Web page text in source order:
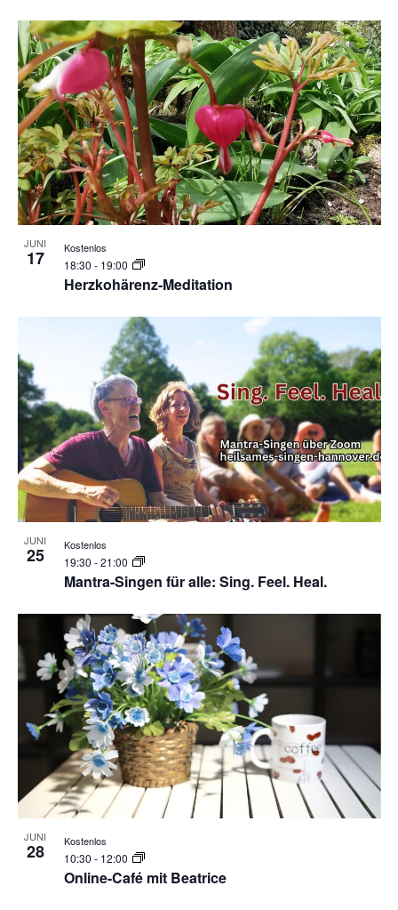
JUNI
17
Herzkohärenz-Meditation
18:30 - 19:00
Kostenlos
JUNI
25
Mantra-Singen für alle: Sing. Feel. Heal.
19:30 -21:00
Kostenlos
JUNI
28
Online-Café mit Beatrice
10:30 - 12:00
Kostenlos